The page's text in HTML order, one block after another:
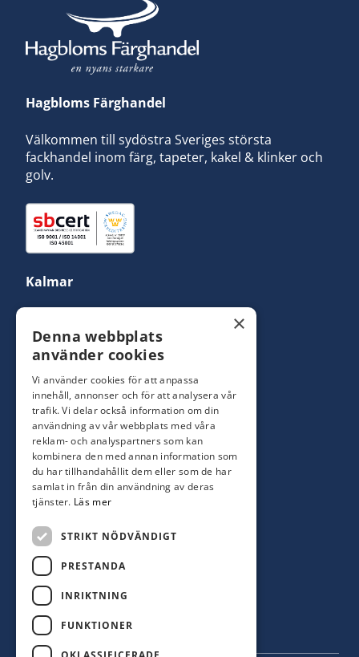
Hagbloms Färghandel
Välkommen till sydöstra Sveriges största
fackhandel inom färg, tapeter, kakel & klinker och
golv.
Kalmar
Yrkesbutik: 0480-44 28 08
info@hagblomsfarghandel.nu
Torsåsgatan 9
392 39 Kalmar
Färjestaden
0485-310 71
oland@hagblomsfarghandel.nu
Storgatan 34
386 30 Färjestaden
×
Denna webbplats
använder cookies
Vi använder cookies för att anpassa
innehåll, annonser och för att analysera vår
trafik. Vi delar också information om din
användning av vår webbplats med våra
reklam- och analyspartners som kan
kombinera den med annan information som
du har tillhandahållit dem eller som de har
samlat in från din användning av deras
tjänster. Läs mer
STRIKT NÖDVÄNDIGT
PRESTANDA
INRIKTNING
FUNKTIONER